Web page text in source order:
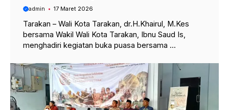
admin 17 Maret 2026
Tarakan – Wali Kota Tarakan, dr.H.Khairul, M.Kes
bersama Wakil Wali Kota Tarakan, Ibnu Saud Is,
menghadiri kegiatan buka puasa bersama ...